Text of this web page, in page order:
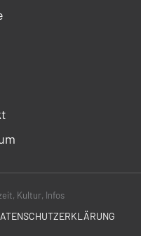
Kultur, Infos